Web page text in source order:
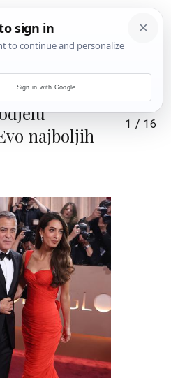
su se
najboljih
1 / 16
Sign in with Google